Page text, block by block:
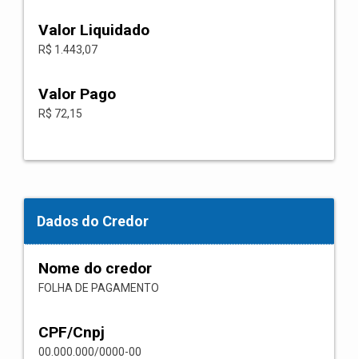
Valor Liquidado
R$ 1.443,07
Valor Pago
R$ 72,15
Dados do Credor
Nome do credor
FOLHA DE PAGAMENTO
CPF/Cnpj
00.000.000/0000-00